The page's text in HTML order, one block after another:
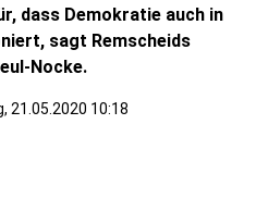
dass Demokratie auch in
sagt Remscheids
Nocke.
21.05.2020 10:18